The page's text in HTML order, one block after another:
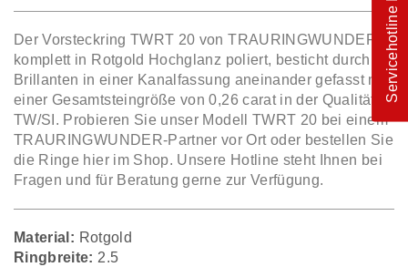
Der Vorsteckring TWRT 20 von TRAURINGWUNDER
komplett in Rotgold Hochglanz poliert, besticht durch 13
Brillanten in einer Kanalfassung aneinander gefasst mit
einer Gesamtsteingröße von 0,26 carat in der Qualität
TW/SI. Probieren Sie unser Modell TWRT 20 bei einem
TRAURINGWUNDER-Partner vor Ort oder bestellen Sie
die Ringe hier im Shop. Unsere Hotline steht Ihnen bei
Fragen und für Beratung gerne zur Verfügung.
Material: Rotgold
Ringbreite: 2.5
Servicehotline